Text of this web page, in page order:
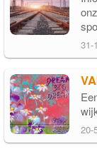
31-
20-